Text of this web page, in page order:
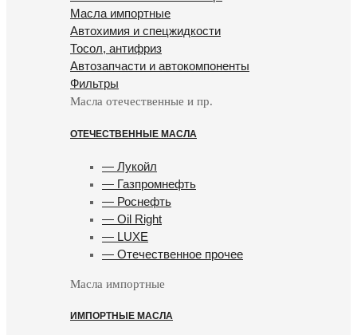
Масла импортные
Автохимия и спецжидкости
Тосол, антифриз
Автозапчасти и автокомпоненты
Фильтры
Масла отечественные и пр.
ОТЕЧЕСТВЕННЫЕ МАСЛА
— Лукойл
— Газпромнефть
— Роснефть
— Oil Right
— LUXE
— Отечественное прочее
Масла импортные
ИМПОРТНЫЕ МАСЛА